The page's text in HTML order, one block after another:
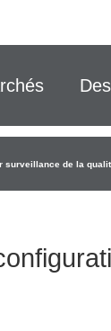
surveillance de la